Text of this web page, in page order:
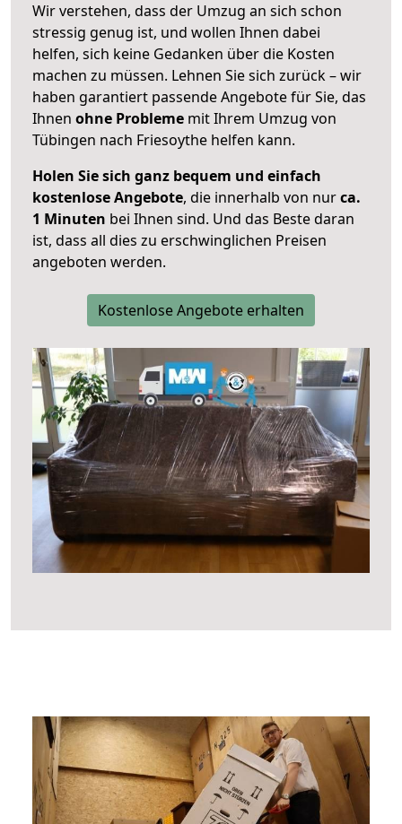
Wir verstehen, dass der Umzug an sich schon
stressig genug ist, und wollen Ihnen dabei
helfen, sich keine Gedanken über die Kosten
machen zu müssen. Lehnen Sie sich zurück – wir
haben garantiert passende Angebote für Sie, das
Ihnen ohne Probleme mit Ihrem Umzug von
Tübingen nach Friesoythe helfen kann.
Holen Sie sich ganz bequem und einfach
kostenlose Angebote, die innerhalb von nurca.
1 Minuten bei Ihnen sind. Und das Beste daran
ist, dass all dies zu erschwinglichen Preisen
angeboten werden.
Kostenlose Angebote erhalten